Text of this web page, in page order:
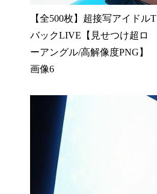
【全500枚】超接写アイドルT
バックLIVE【見せつけ超ロ
ーアングル/高解像度PNG】
画像6